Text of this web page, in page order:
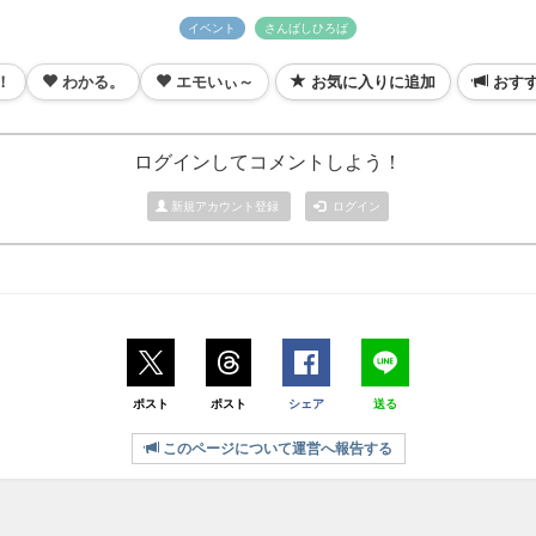
イベント さんばしひろば
わかる。 エモいぃ～ お気に入りに追加 おす
ログインしてコメントしよう！
新規アカウント登録 ログイン
ポスト ポスト シェア 送る
このページについて運営へ報告する